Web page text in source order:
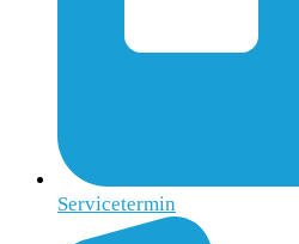
Servicetermin